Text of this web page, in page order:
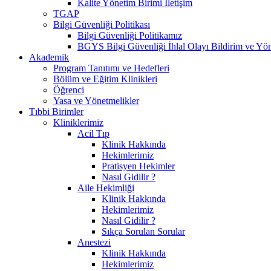
Kalite Yönetim Birimi İletişim
TGAP
Bilgi Güvenliği Politikası
Bilgi Güvenliği Politikamız
BGYS Bilgi Güvenliği İhlal Olayı Bildirim ve
Akademik
Program Tanıtımı ve Hedefleri
Bölüm ve Eğitim Klinikleri
Öğrenci
Yasa ve Yönetmelikler
Tıbbi Birimler
Kliniklerimiz
Acil Tıp
Klinik Hakkında
Hekimlerimiz
Pratisyen Hekimler
Nasıl Gidilir ?
Aile Hekimliği
Klinik Hakkında
Hekimlerimiz
Nasıl Gidilir ?
Sıkça Sorulan Sorular
Anestezi
Klinik Hakkında
Hekimlerimiz